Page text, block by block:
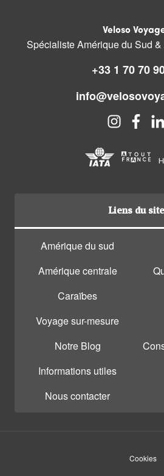
Veloso
Spécialiste Amérique du Sud
+33 1 70 70
Liens du site
Amérique du sud
Amérique centrale
Caraïbes
Voyage sur-mesure
Notre Blog
Informations utiles
Nous contacter
Cookies